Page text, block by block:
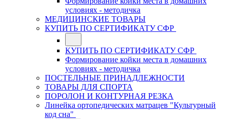
условиях - методичка
МЕДИЦИНСКИЕ ТОВАРЫ
КУПИТЬ ПО СЕРТИФИКАТУ СФР
КУПИТЬ ПО СЕРТИФИКАТУ СФР
Формирование койки места в домашних
условиях - методичка
ПОСТЕЛЬНЫЕ ПРИНАДЛЕЖНОСТИ
ТОВАРЫ ДЛЯ СПОРТА
ПОРОЛОН И КОНТУРНАЯ РЕЗКА
Линейка ортопедических матрацев "Культурный
код сна"